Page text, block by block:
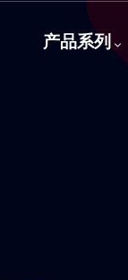
主
产品系列